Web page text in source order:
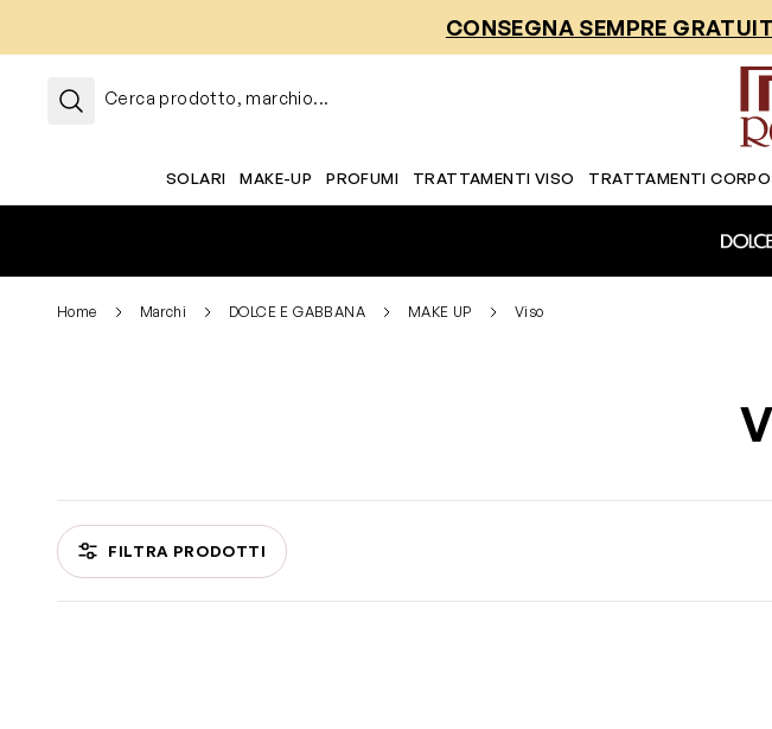
CONSEGNA SEMPRE
Cerca prodotto, marchio...
SOLARI MAKE-UP PROFUMI TRATTAMENTI VISO TRATTAMENTI CORPO
Home Marchi DOLCE E GABBANA MAKE UP Viso
FILTRA PRODOTTI
Passa all'elenco prodotti